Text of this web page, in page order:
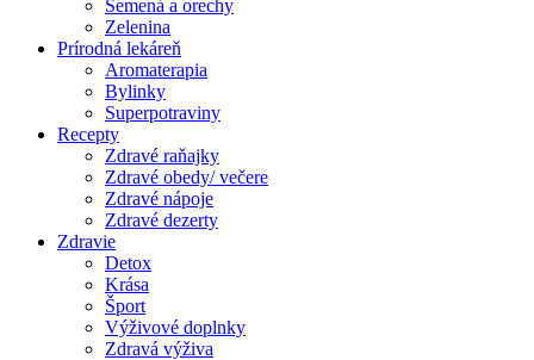
Semená a orechy
Zelenina
Prírodná lekáreň
Aromaterapia
Bylinky
Superpotraviny
Recepty
Zdravé raňajky
Zdravé obedy/ večere
Zdravé nápoje
Zdravé dezerty
Zdravie
Detox
Krása
Šport
Výživové doplnky
Zdravá výživa